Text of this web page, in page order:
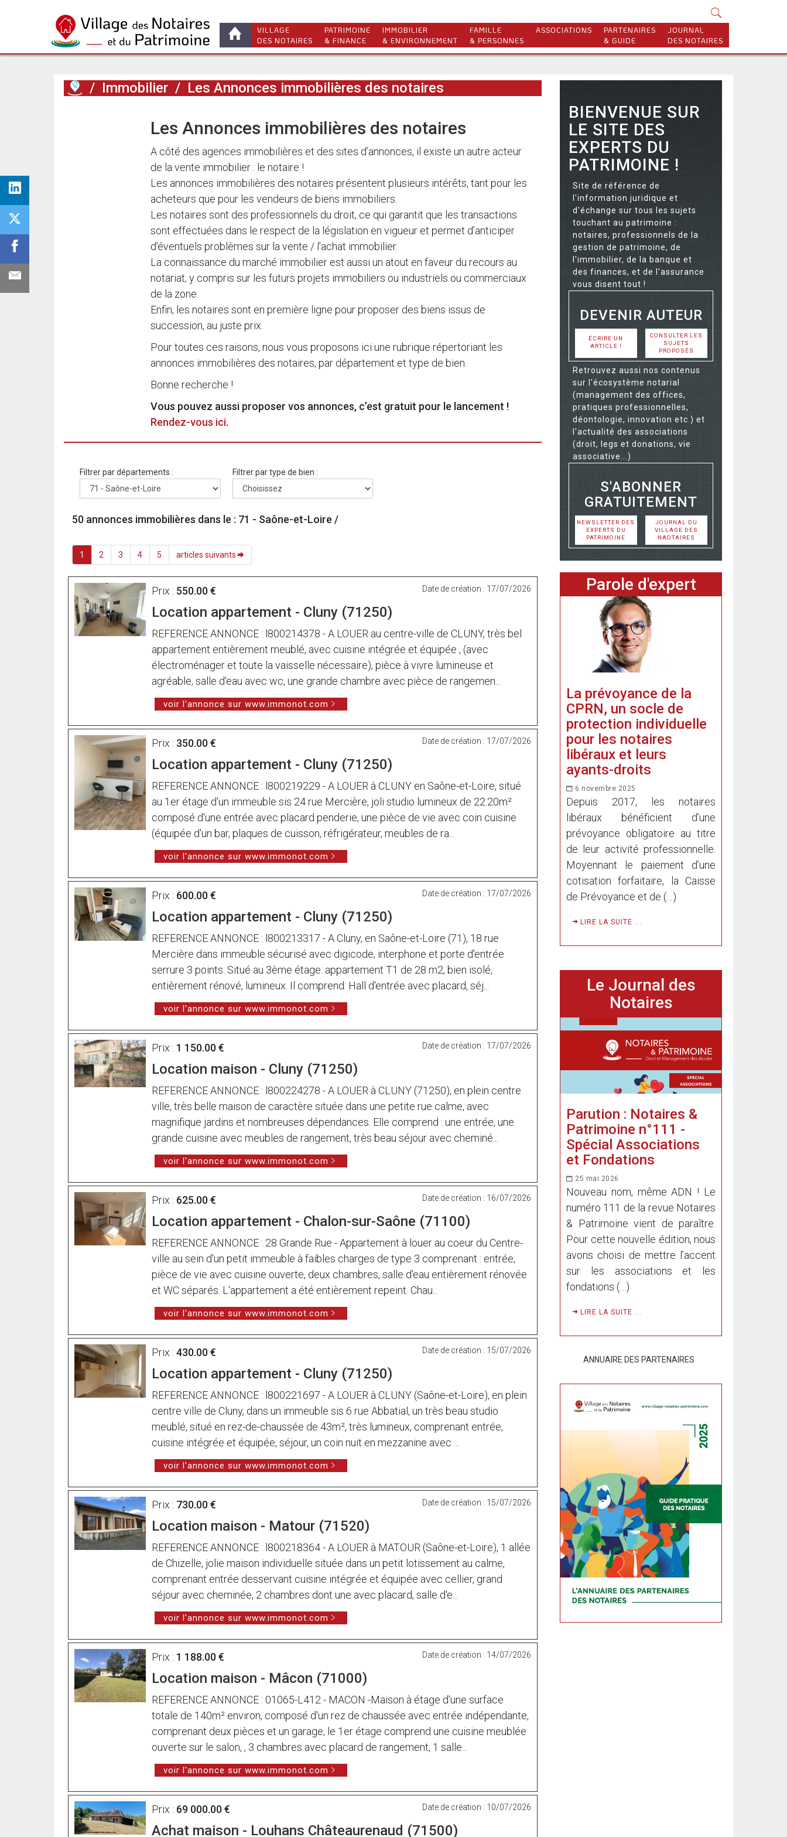
VILLAGE
DES NOTAIRES
PATRIMOINE
& FINANCE
IMMOBILIER
& ENVIRONNEMENT
FAMILLE
& PERSONNES
ASSOCIATIONS
PARTENAIRES
& GUIDE
JOURNAL
DES NOTAIRES
/ Immobilier / Les Annonces immobilières des notaires
Les Annonces immobilières des notaires
A côté des agences immobilières et des sites d’annonces, il existe un autre acteur
de la vente immobilier : le notaire !
Les annonces immobilières des notaires présentent plusieurs intérêts, tant pour les
acheteurs que pour les vendeurs de biens immobiliers.
Les notaires sont des professionnels du droit, ce qui garantit que les transactions
sont effectuées dans le respect de la législation en vigueur et permet d’anticiper
d’éventuels problèmes sur la vente / l’achat immobilier.
La connaissance du marché immobilier est aussi un atout en faveur du recours au
notariat, y compris sur les futurs projets immobiliers ou industriels ou commerciaux
de la zone.
Enfin, les notaires sont en première ligne pour proposer des biens issus de
succession, au juste prix.
Pour toutes ces raisons, nous vous proposons ici une rubrique répertoriant les
annonces immobilières des notaires, par département et type de bien.
Bonne recherche !
Vous pouvez aussi proposer vos annonces, c’est gratuit pour le lancement !
Rendez-vous ici.
Filtrer par départements : Filtrer par type de bien :
50 annonces immobilières dans le : 71 - Saône-et-Loire /
1 2 3 4 5 articles suivants
Prix : 550.00 € Date de création : 17/07/2026
Location appartement - Cluny (71250)
REFERENCE ANNONCE : l800214378 - A LOUER au centre-ville de CLUNY, très bel
appartement entièrement meublé, avec cuisine intégrée et équipée , (avec
électroménager et toute la vaisselle nécessaire), pièce à vivre lumineuse et
agréable, salle d'eau avec wc, une grande chambre avec pièce de rangemen...
voir l'annonce sur www.immonot.com
Prix : 350.00 € Date de création : 17/07/2026
Location appartement - Cluny (71250)
REFERENCE ANNONCE : l800219229 - A LOUER à CLUNY en Saône-et-Loire, situé
au 1er étage d'un immeuble sis 24 rue Mercière, joli studio lumineux de 22.20m²
composé d'une entrée avec placard penderie, une pièce de vie avec coin cuisine
(équipée d'un bar, plaques de cuisson, réfrigérateur, meubles de ra...
voir l'annonce sur www.immonot.com
Prix : 600.00 € Date de création : 17/07/2026
Location appartement - Cluny (71250)
REFERENCE ANNONCE : l800213317 - A Cluny, en Saône-et-Loire (71), 18 rue
Mercière dans immeuble sécurisé avec digicode, interphone et porte d'entrée
serrure 3 points. Situé au 3ème étage: appartement T1 de 28 m2, bien isolé,
entièrement rénové, lumineux. Il comprend: Hall d'entrée avec placard, séj...
voir l'annonce sur www.immonot.com
Prix : 1 150.00 € Date de création : 17/07/2026
Location maison - Cluny (71250)
REFERENCE ANNONCE : l800224278 - A LOUER à CLUNY (71250), en plein centre
ville, très belle maison de caractère située dans une petite rue calme, avec
magnifique jardins et nombreuses dépendances. Elle comprend : une entrée, une
grande cuisine avec meubles de rangement, très beau séjour avec cheminé...
voir l'annonce sur www.immonot.com
Prix : 625.00 € Date de création : 16/07/2026
Location appartement - Chalon-sur-Saône (71100)
REFERENCE ANNONCE : 28 Grande Rue - Appartement à louer au coeur du Centre-
ville au sein d'un petit immeuble à faibles charges de type 3 comprenant : entrée,
pièce de vie avec cuisine ouverte, deux chambres, salle d'eau entièrement rénovée
et WC séparés. L'appartement a été entièrement repeint. Chau...
voir l'annonce sur www.immonot.com
Prix : 430.00 € Date de création : 15/07/2026
Location appartement - Cluny (71250)
REFERENCE ANNONCE : l800221697 - A LOUER à CLUNY (Saône-et-Loire), en plein
centre ville de Cluny, dans un immeuble sis 6 rue Abbatial, un très beau studio
meublé, situé en rez-de-chaussée de 43m², très lumineux, comprenant entrée,
cuisine intégrée et équipée, séjour, un coin nuit en mezzanine avec ...
voir l'annonce sur www.immonot.com
Prix : 730.00 € Date de création : 15/07/2026
Location maison - Matour (71520)
REFERENCE ANNONCE : l800218364 - A LOUER à MATOUR (Saône-et-Loire), 1 allée
de Chizelle, jolie maison individuelle située dans un petit lotissement au calme,
comprenant entrée desservant cuisine intégrée et équipée avec cellier, grand
séjour avec cheminée, 2 chambres dont une avec placard, salle d'e...
voir l'annonce sur www.immonot.com
Prix : 1 188.00 € Date de création : 14/07/2026
Location maison - Mâcon (71000)
REFERENCE ANNONCE : 01065-L412 - MACON -Maison à étage d'une surface
totale de 140m² environ, composé d'un rez de chaussée avec entrée indépendante,
comprenant deux pièces et un garage, le 1er étage comprend une cuisine meublée
ouverte sur le salon, , 3 chambres avec placard de rangement, 1 salle...
voir l'annonce sur www.immonot.com
Prix : 69 000.00 € Date de création : 10/07/2026
Achat maison - Louhans Châteaurenaud (71500)
BIENVENUE SUR
LE SITE DES
EXPERTS DU
PATRIMOINE !
Site de référence de
l'information juridique et
d'échange sur tous les sujets
touchant au patrimoine :
notaires, professionnels de la
gestion de patrimoine, de
l'immobilier, de la banque et
des finances, et de l'assurance
vous disent tout !
DEVENIR AUTEUR
ÉCRIRE UN
ARTICLE !
CONSULTER LES
SUJETS
PROPOSÉS
Retrouvez aussi nos contenus
sur l'écosystème notarial
(management des offices,
pratiques professionnelles,
déontologie, innovation etc.) et
l'actualité des associations
(droit, legs et donations, vie
associative...)
S'ABONNER
GRATUITEMENT
NEWSLETTER DES
EXPERTS DU
PATRIMOINE
JOURNAL DU
VILLAGE DES
NAOTAIRES
Parole d'expert
La prévoyance de la
CPRN, un socle de
protection individuelle
pour les notaires
libéraux et leurs
ayants-droits
6 novembre 2025
Depuis 2017, les notaires
libéraux bénéficient d’une
prévoyance obligatoire au titre
de leur activité professionnelle.
Moyennant le paiement d’une
cotisation forfaitaire, la Caisse
de Prévoyance et de (…)
LIRE LA SUITE ...
Le Journal des
Notaires
Parution : Notaires &
Patrimoine n°111 -
Spécial Associations
et Fondations
25 mai 2026
Nouveau nom, même ADN ! Le
numéro 111 de la revue Notaires
& Patrimoine vient de paraître.
Pour cette nouvelle édition, nous
avons choisi de mettre l’accent
sur les associations et les
fondations (…)
LIRE LA SUITE ...
ANNUAIRE DES PARTENAIRES